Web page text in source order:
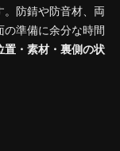
。防錆や防音材、両
準備に余分な時間
置・素材・裏側の状